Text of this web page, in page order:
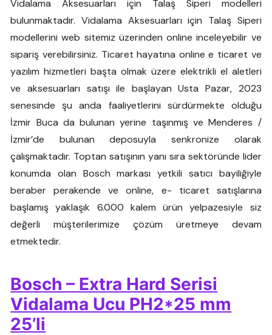
Vidalama Aksesuarları için Talaş Siperi modelleri
bulunmaktadır. Vidalama Aksesuarları için Talaş Siperi
modellerini web sitemiz üzerinden online inceleyebilir ve
sipariş verebilirsiniz. Ticaret hayatına online e ticaret ve
yazılım hizmetleri başta olmak üzere elektrikli el aletleri
ve aksesuarları satışı ile başlayan Usta Pazar, 2023
senesinde şu anda faaliyetlerini sürdürmekte olduğu
İzmir Buca da bulunan yerine taşınmış ve Menderes /
İzmir’de bulunan deposuyla senkronize olarak
çalışmaktadır. Toptan satışının yanı sıra sektöründe lider
konumda olan Bosch markası yetkili satıcı bayiliğiyle
beraber perakende ve online, e- ticaret satışlarına
başlamış yaklaşık 6.000 kalem ürün yelpazesiyle siz
değerli müşterilerimize çözüm üretmeye devam
etmektedir.
Bosch – Extra Hard Serisi
Vidalama Ucu PH2*25 mm
25’li